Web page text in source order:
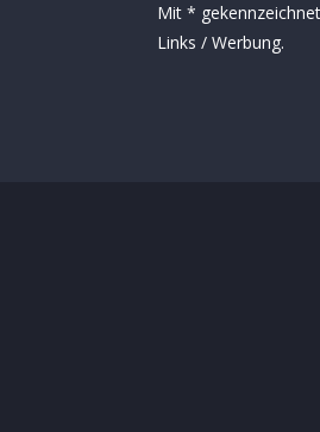
Mit *
Links / Werbung.